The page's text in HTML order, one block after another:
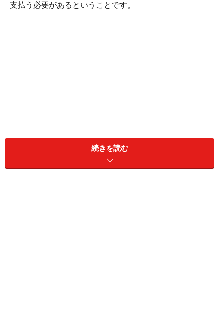
支払う必要があるということです。
まず40歳から64歳までの人が負担する介護保険料は、加
続きを読む